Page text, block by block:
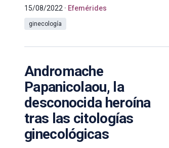
15/08/2022 Efemérides
ginecología
Andromache
Papanicolaou, la
desconocida heroína
tras las citologías
ginecológicas